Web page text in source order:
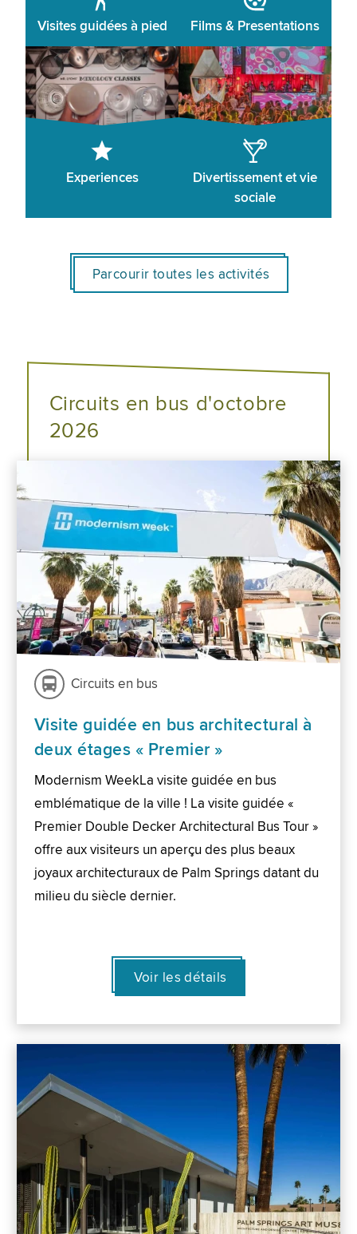
Visites guidées à pied Films & Presentations
Experiences
Divertissement et vie
sociale
Parcourir toutes les activités
Circuits en bus d'octobre
2026
Circuits en bus
Visite guidée en bus architectural à
deux étages « Premier »
Modernism WeekLa visite guidée en bus
emblématique de la ville ! La visite guidée «
Premier Double Decker Architectural Bus Tour »
offre aux visiteurs un aperçu des plus beaux
joyaux architecturaux de Palm Springs datant du
milieu du siècle dernier.
Voir les détails